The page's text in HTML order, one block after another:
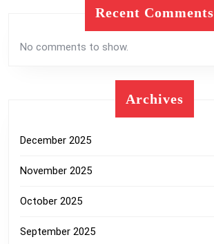
Recent Comments
No comments to show.
Archives
December 2025
November 2025
October 2025
September 2025